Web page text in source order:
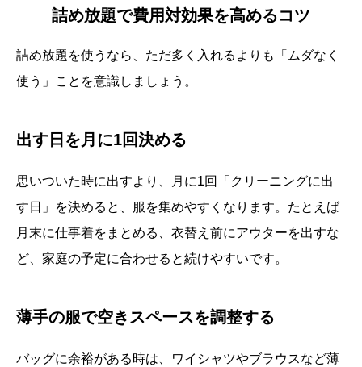
詰め放題で費用対効果を高めるコツ
詰め放題を使うなら、ただ多く入れるよりも「ムダなく
使う」ことを意識しましょう。
出す日を月に1回決める
思いついた時に出すより、月に1回「クリーニングに出
す日」を決めると、服を集めやすくなります。たとえば
月末に仕事着をまとめる、衣替え前にアウターを出すな
ど、家庭の予定に合わせると続けやすいです。
薄手の服で空きスペースを調整する
バッグに余裕がある時は、ワイシャツやブラウスなど薄